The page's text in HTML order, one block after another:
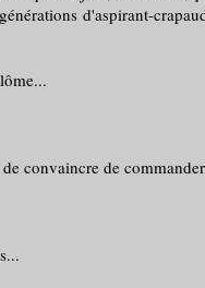
d'aspirant-
convaincre de